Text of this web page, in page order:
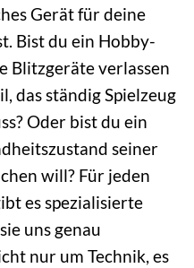
Gerät für deine
Bist du ein Hobby-
Blitzgeräte verlassen
das ständig Spielzeug
Oder bist du ein
seiner
will? Für jeden
es spezialisierte
uns genau
nur um Technik, es